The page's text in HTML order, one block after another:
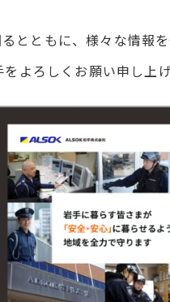
とともに、様々な情報
よろしくお願い申し上げ